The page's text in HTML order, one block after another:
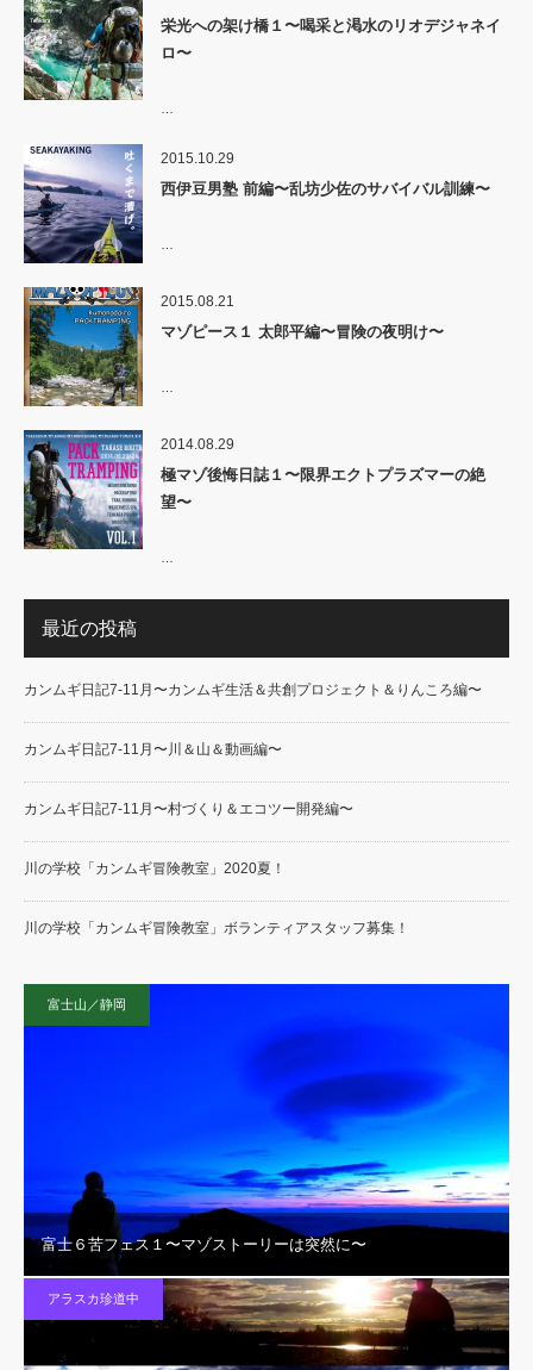
栄光への架け橋１〜喝采と渇水のリオデジャネイ
ロ〜
2015.10.29
西伊豆男塾 前編〜乱坊少佐のサバイバル訓練〜
2015.08.21
マゾピース１ 太郎平編〜冒険の夜明け〜
2014.08.29
極マゾ後悔日誌１〜限界エクトプラズマーの絶
望〜
最近の投稿
カンムギ日記7-11月〜カンムギ生活＆共創プロジェクト＆りんころ編〜
カンムギ日記7-11月〜川＆山＆動画編〜
カンムギ日記7-11月〜村づくり＆エコツー開発編〜
川の学校「カンムギ冒険教室」2020夏！
川の学校「カンムギ冒険教室」ボランティアスタッフ募集！
富士山／静岡
富士６苦フェス１〜マゾストーリーは突然に〜
アラスカ珍道中